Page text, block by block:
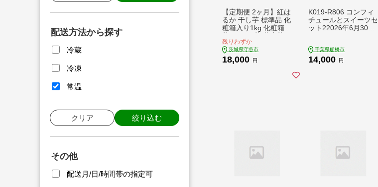
配送方法から探す
冷蔵
冷凍
常温
クリア 絞り込む
その他
配送月/日/時間帯の指定可
【定期便 2ヶ月】紅は
るか 干し芋 標準品 化
粧箱入り1kg 化粧箱
さつまいも さつま芋
スイーツ お菓子 菓子
和菓子 グルメ おやつ
残りわずか
茨城県守谷市
18,000 円
K019-R806 コンフィ
チュールとスイーツセ
ット22026年6月30日
千葉県船橋市
14,000 円